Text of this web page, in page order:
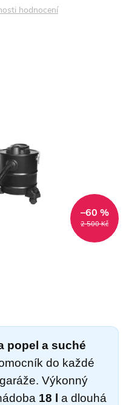
hodnocení
2 500 Kč
–60 %
popel a suché
do každé
Výkonný
18 l a dlouhá